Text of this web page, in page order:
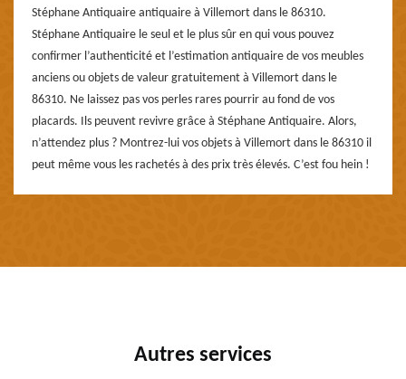
Stéphane Antiquaire antiquaire à Villemort dans le 86310.
Stéphane Antiquaire le seul et le plus sûr en qui vous pouvez
confirmer l’authenticité et l’estimation antiquaire de vos meubles
anciens ou objets de valeur gratuitement à Villemort dans le
86310. Ne laissez pas vos perles rares pourrir au fond de vos
placards. Ils peuvent revivre grâce à Stéphane Antiquaire. Alors,
n’attendez plus ? Montrez-lui vos objets à Villemort dans le 86310 il
peut même vous les rachetés à des prix très élevés. C’est fou hein !
Autres services